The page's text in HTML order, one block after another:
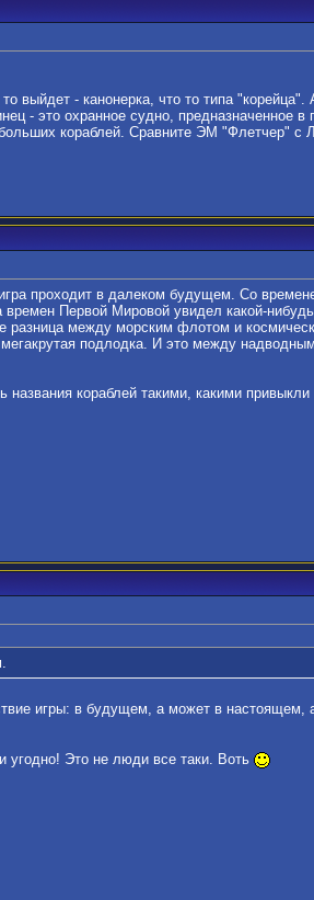
выйдет - канонерка, что то типа
- это охранное судно,
кораблей. Сравните ЭМ "Флетчер"
проходит в далеком будущем. Со
времен Первой Мировой увидел какой-
разница между морским флотом и
подлодка. И это между
кораблей такими, какими
игры: в будущем, а может в
угодно! Это не люди все таки. Воть